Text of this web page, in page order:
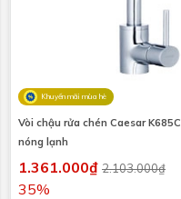
Khuyến mãi mùa hè
Vòi chậu rửa chén Caesar K685C
nóng lạnh
1.361.000₫ 2.103.000₫
35%